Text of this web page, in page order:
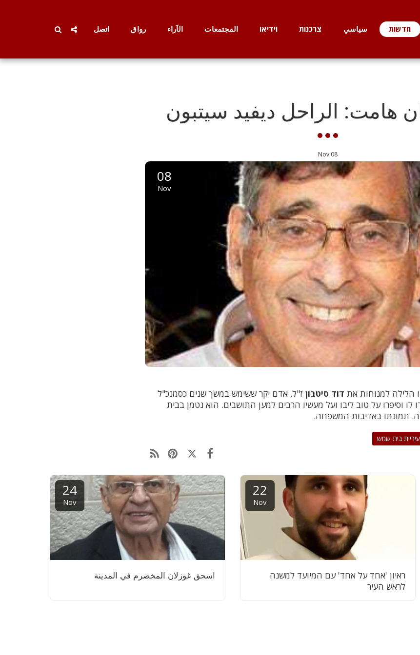
חדשות سياسي צרכנות וידיאו المجتمعات الآراء رواق اتصل
هامت: الراحل ديفيد سيتبون
08
Nov
08
Nov
הלילה למנוחות את דוד סיטבון ז"ל, אדם יקר ששימש במשך שנים כסמנכ"ל
לו וסיפרו על טוב ליבו ועל מעשיו הרבים למען התושבים. הוא נטמן בבית
תמונתו באדיבות המשפחה.
עיריית בית שמש
22
Nov
ראיון 'אחד על אחד' עם המיועד למשנה
לראש העיר
24
Nov
اسحق غوزلان المخضرم في المدينة